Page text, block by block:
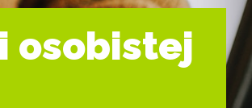
osobistej